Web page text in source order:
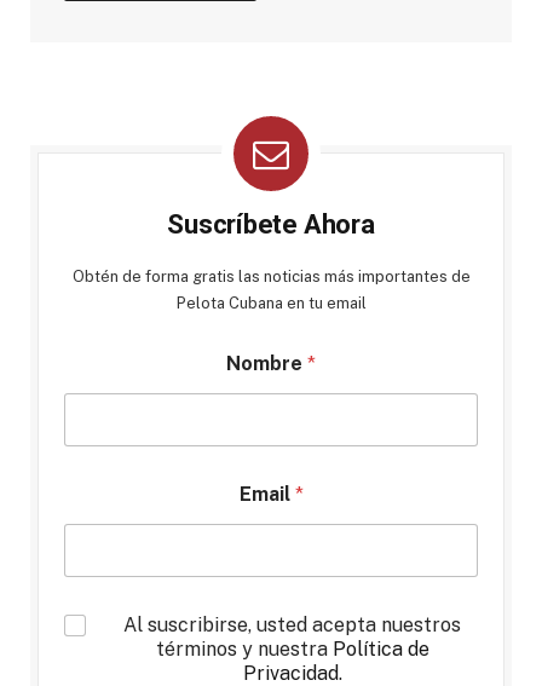
Suscríbete Ahora
Obtén de forma gratis las noticias más importantes de
Pelota Cubana en tu email
Nombre *
Email *
*
Al suscribirse, usted acepta nuestros
términos y nuestra Política de
Privacidad.